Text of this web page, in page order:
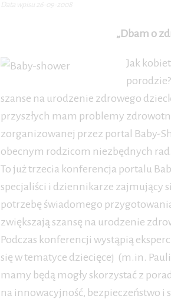
Data wpisu 26-09-2008
„Dbam o
Jak
szanse na urodzenie zdrowego
przyszłych mam problemy
zorganizowanej przez portal Baby-
obecnym rodzicom niezbędnych rad.
To już trzecia konferencja portalu
specjaliści i dziennikarze zajmujący
potrzebę świadomego
zwiększają szansę na urodzenie
Podczas konferencji wystąpią
się w tematyce dziecięcej (m.in.
mamy będą mogły skorzystać z
na innowacyjność, bezpieczeństwo i